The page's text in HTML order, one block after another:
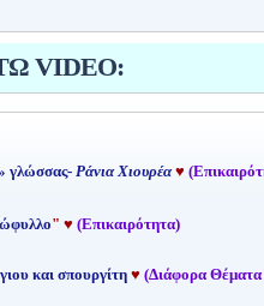
VIDEO:
γλώσσας- Ράνια Χιουρέα ♥
" ♥ (Επικαιρότητα)
και σπουργίτη ♥ (Διάφορα Θέματα